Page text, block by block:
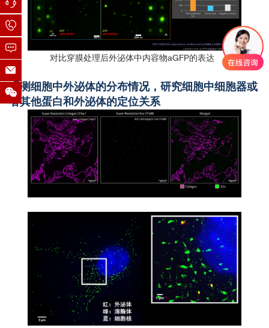
对比穿膜处理后外泌体中内容物aGFP的表达
观测细胞中外泌体的分布情况，研究细胞中细胞器或
者其他蛋白和外泌体的定位关系